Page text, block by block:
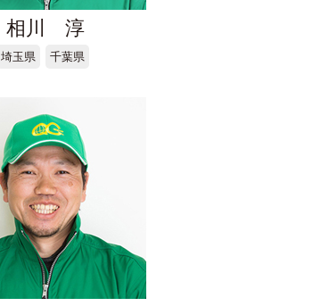
相川 淳
埼玉県 千葉県